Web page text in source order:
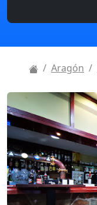
Aragón